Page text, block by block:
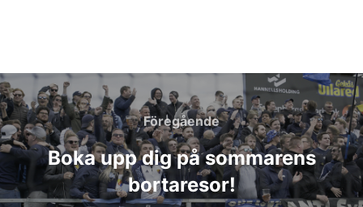
Inläggsnavigering
Föregående
Föregående
Boka upp dig på sommarens
bortaresor!